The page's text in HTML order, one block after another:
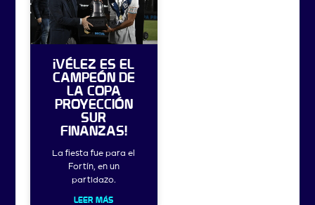
¡VÉLEZ ES EL
CAMPEÓN DE
LA COPA
PROYECCIÓN
SUR
FINANZAS!
La fiesta fue para el
Fortín, en un
partidazo.
LEER MÁS